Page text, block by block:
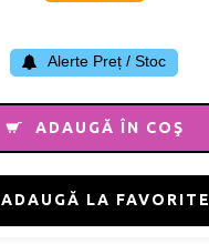
Alerte Preț / Stoc
ADAUGĂ ÎN COŞ
ADAUGĂ LA FAVORITE